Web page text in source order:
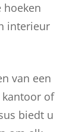
interieur
van een
kantoor of
biedt u